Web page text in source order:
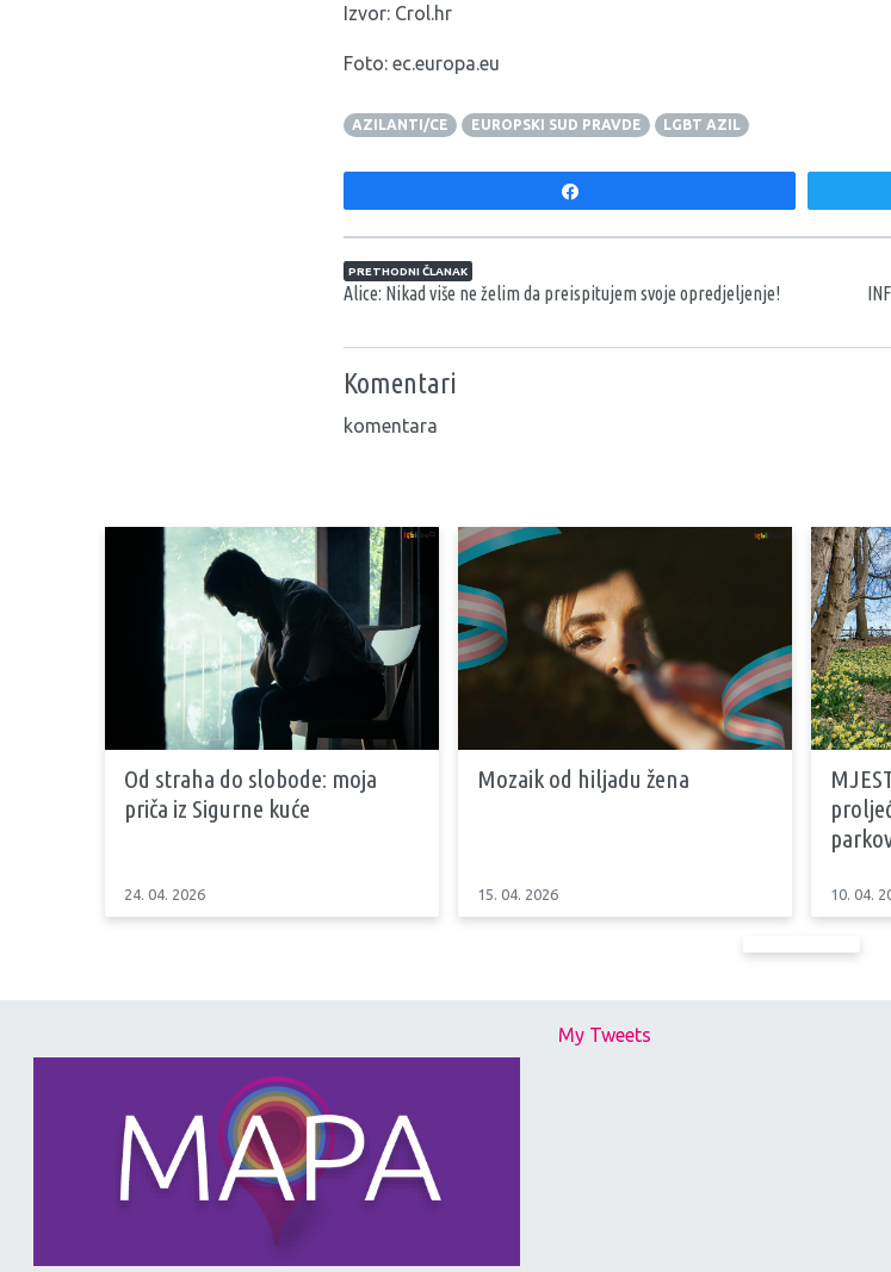
Izvor: Crol.hr
Foto: ec.europa.eu
AZILANTI/CE EUROPSKI SUD PRAVDE LGBT AZIL
Navigacija članaka
PRETHODNI ČLANAK
Alice: Nikad više ne želim da preispitujem svoje opredjeljenje!
Komentari
komentara
Od straha do slobode: moja
priča iz Sigurne kuće
24. 04. 2026
Mozaik od hiljadu žena
15. 04. 2026 10. 04.
My Tweets